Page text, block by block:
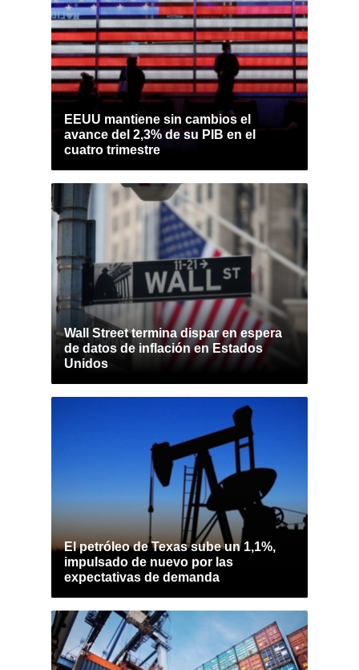
EEUU mantiene sin cambios el
avance del 2,3% de su PIB en el
cuatro trimestre
Wall Street termina dispar en espera
de datos de inflación en Estados
Unidos
El petróleo de Texas sube un 1,1%,
impulsado de nuevo por las
expectativas de demanda